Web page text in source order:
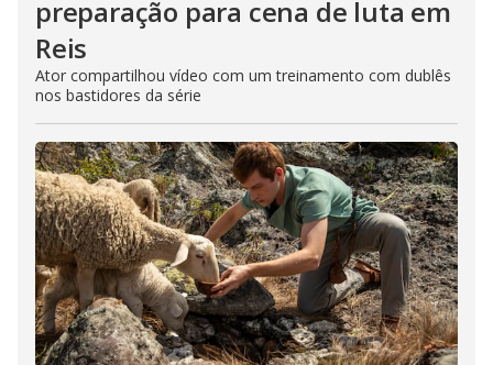
preparação para cena de luta em
Reis
Ator compartilhou vídeo com um treinamento com dublês
nos bastidores da série